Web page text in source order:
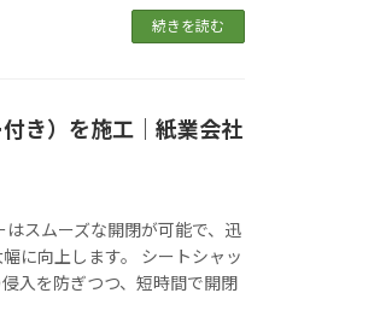
続きを読む
き）を施工｜紙業会社
スムーズな開閉が可能で、迅
に向上します。 シートシャッ
入を防ぎつつ、短時間で開閉